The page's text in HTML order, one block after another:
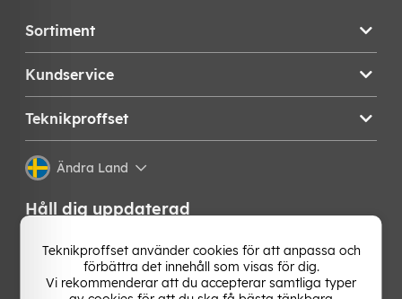
Sortiment
Kundservice
Teknikproffset
Ändra Land
Håll dig uppdaterad
Få de senaste nyheterna, hetaste erbjudandena och
bästa tipsen från oss direkt i din mejlkorg. Signa upp på
vårt nyhetsbrev!
Teknikproffset använder cookies för att anpassa och
förbättra det innehåll som visas för dig.
Vi rekommenderar att du accepterar samtliga typer